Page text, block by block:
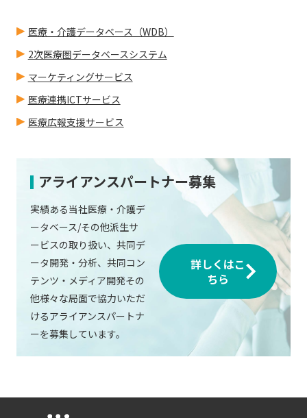
医療・介護データベース（WDB）
2次医療圏データベースシステム
マーケティングサービス
医療連携ICTサービス
医療広報支援サービス
アライアンスパートナー募集
実績ある当社医療・介護デ
ータベース/その他派生サ
ービスの取り扱い、共同デ
ータ開発・分析、共同コン
テンツ・メディア開発その
他様々な局面で協力いただ
けるアライアンスパートナ
ーを募集しています。
詳しくはこ
ちら